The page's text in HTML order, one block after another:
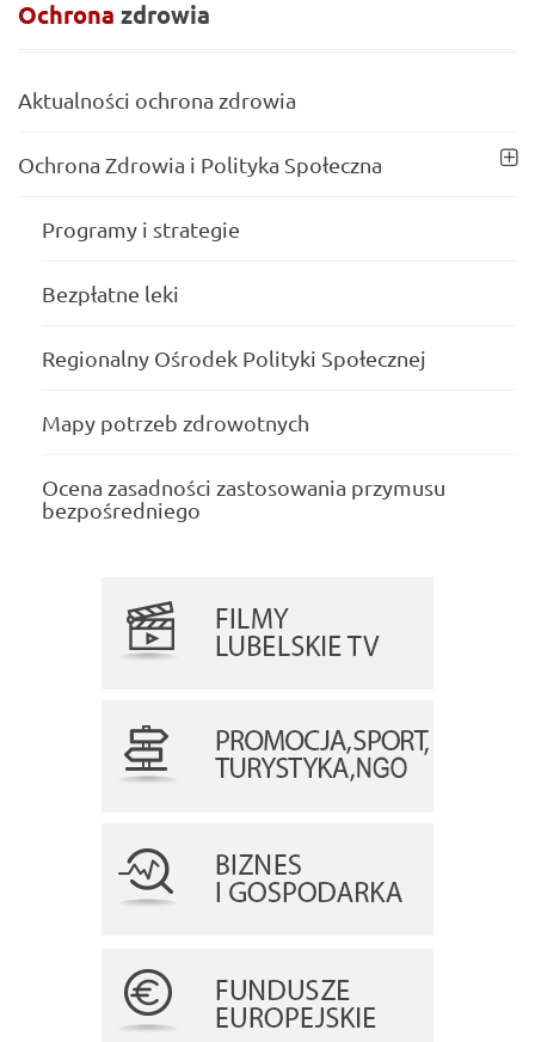
Ochrona zdrowia
Aktualności ochrona zdrowia
Ochrona Zdrowia i Polityka Społeczna
Programy i strategie
Bezpłatne leki
Regionalny Ośrodek Polityki Społecznej
Mapy potrzeb zdrowotnych
Ocena zasadności zastosowania przymusu
bezpośredniego